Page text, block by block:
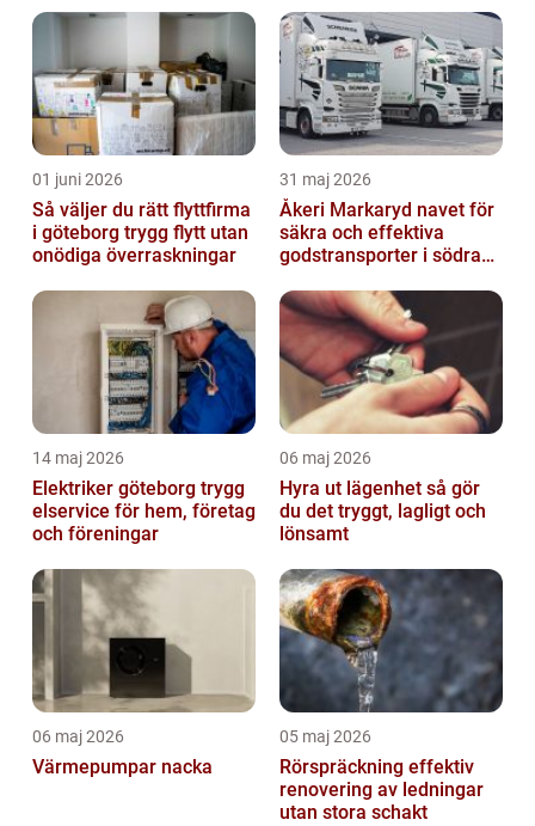
01 juni 2026
Så väljer du rätt flyttfirma
i göteborg trygg flytt utan
onödiga överraskningar
31 maj 2026
Åkeri Markaryd navet för
säkra och effektiva
godstransporter i södra
14 maj 2026
Elektriker göteborg trygg
elservice för hem, företag
och föreningar
06 maj 2026
Hyra ut lägenhet så gör
du det tryggt, lagligt och
lönsamt
06 maj 2026
Värmepumpar nacka
05 maj 2026
Rörspräckning effektiv
renovering av ledningar
utan stora schakt